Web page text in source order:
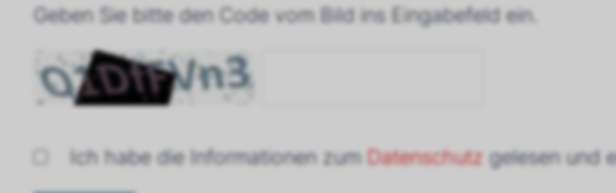
Geben Sie bitte den Code vom Bild ins Eingabefeld ein.
Ich habe die Informationen zum Datenschutz gelesen und